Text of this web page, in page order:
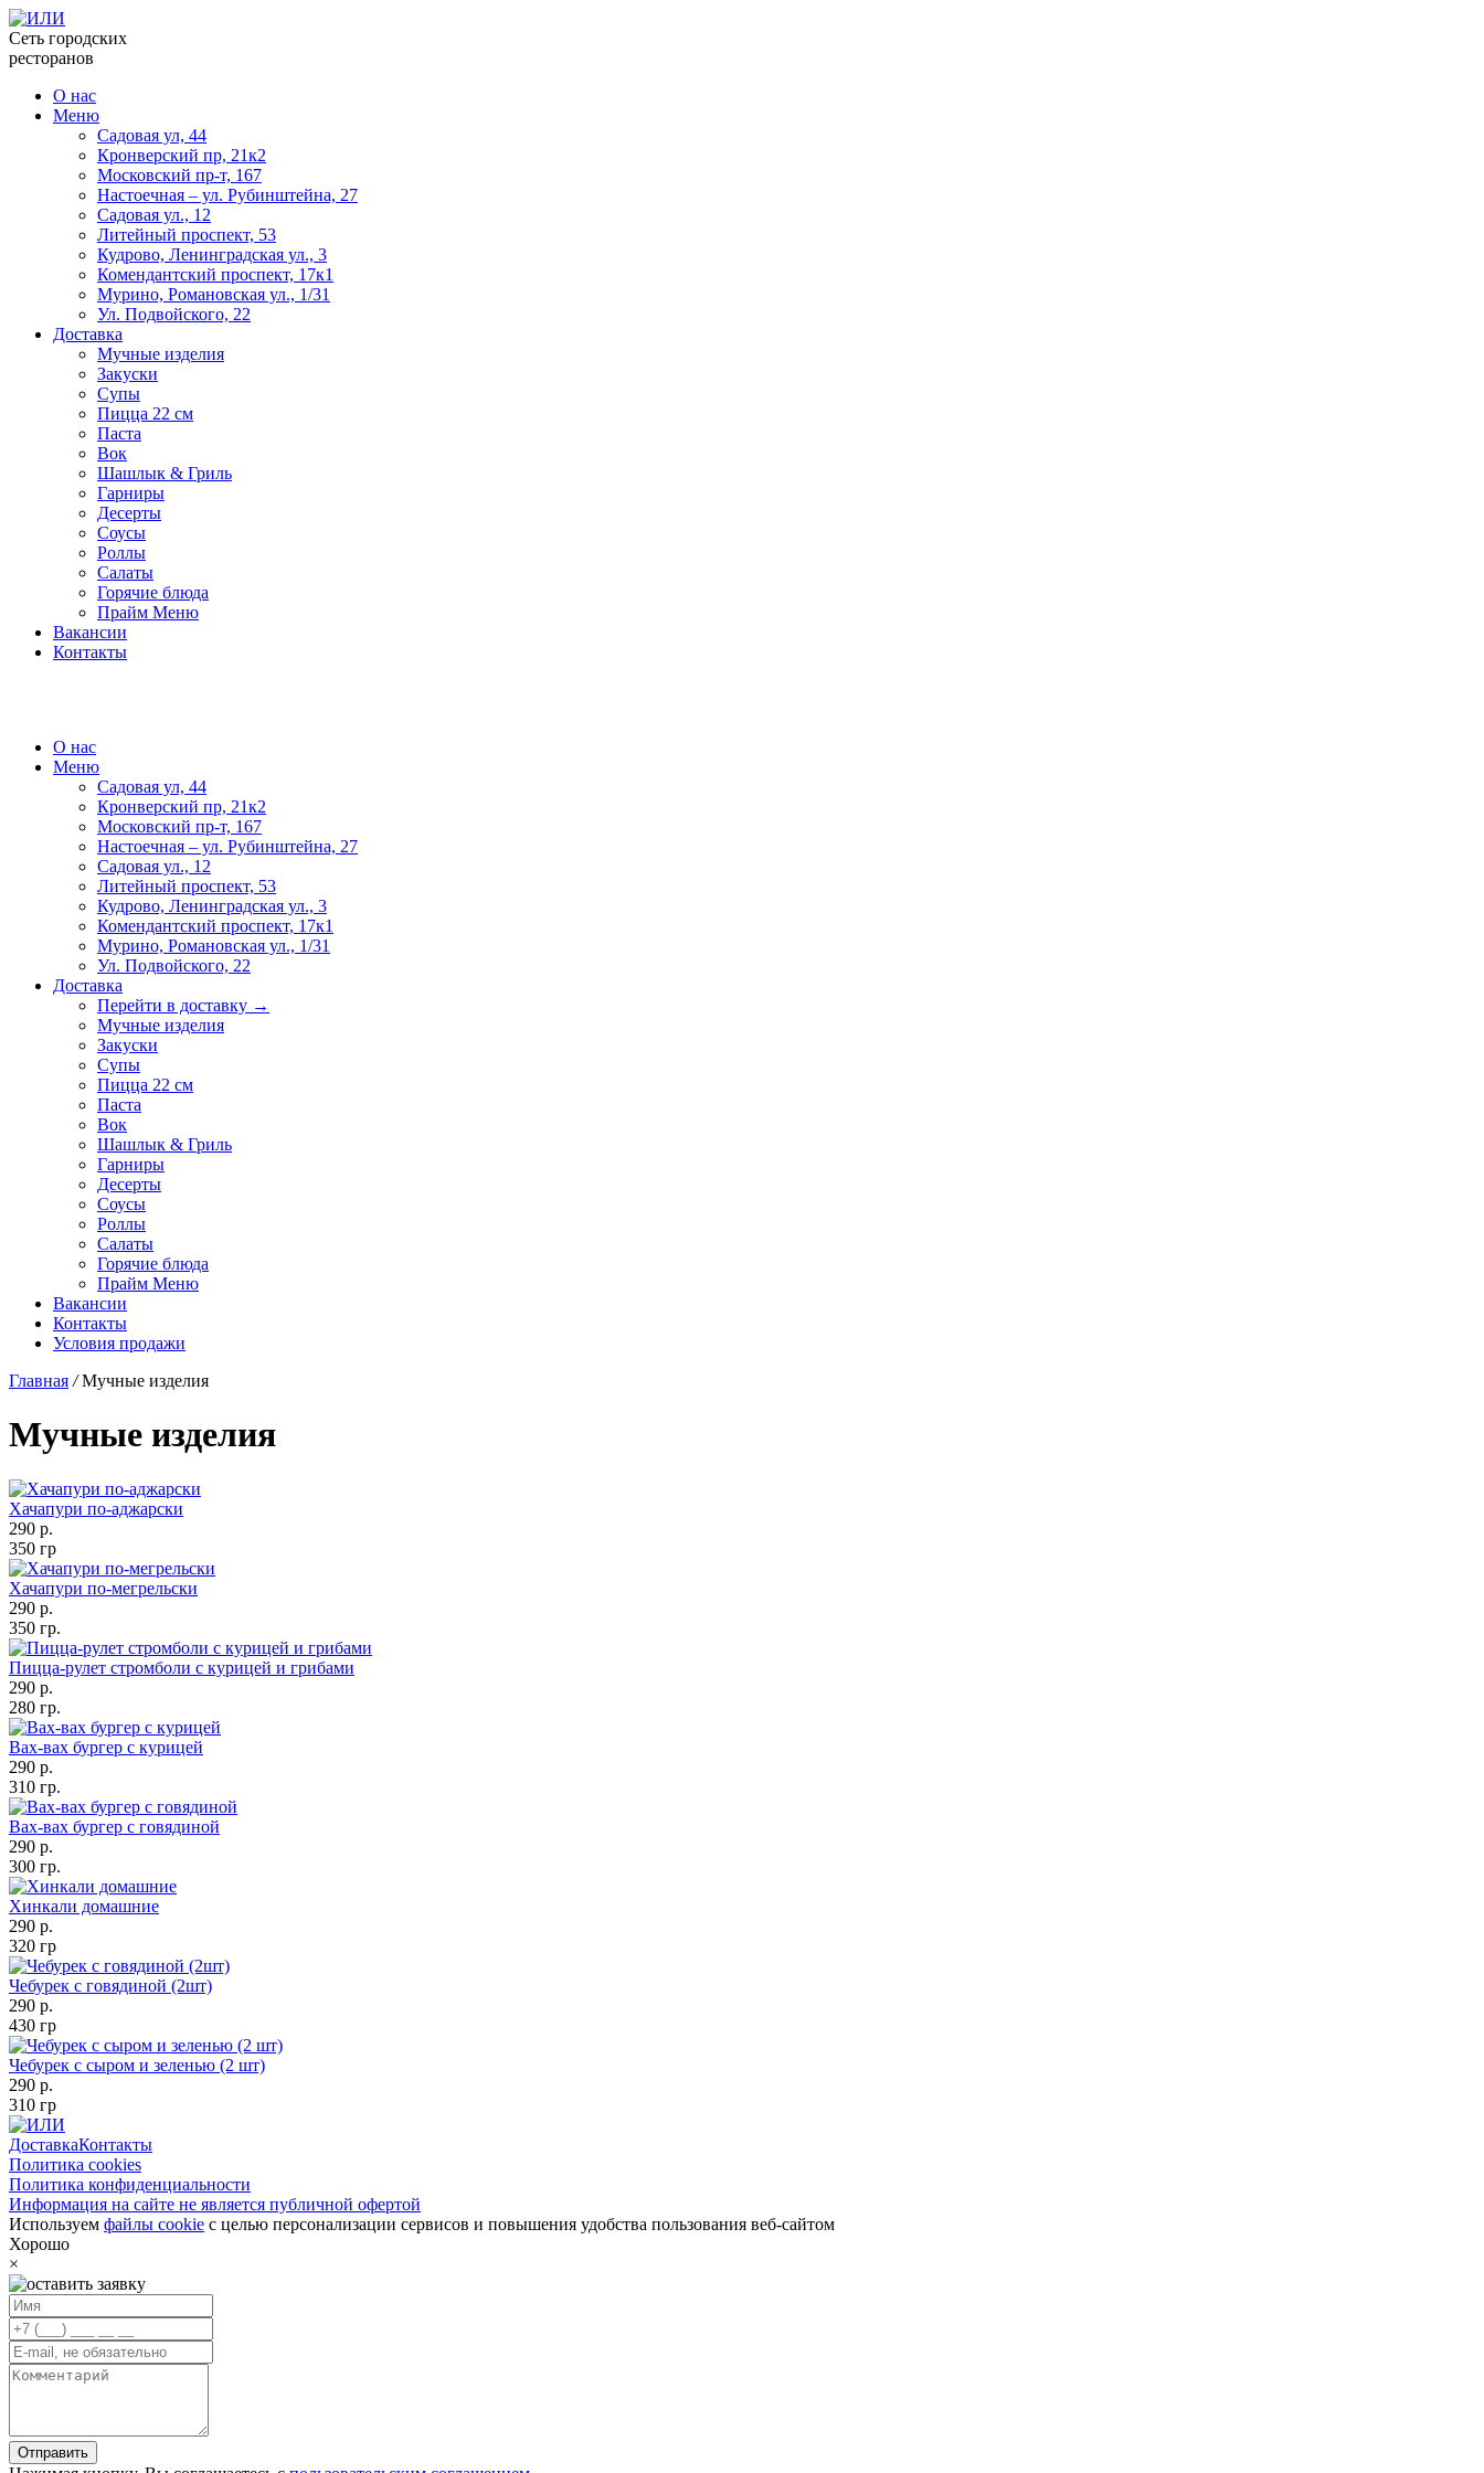
Сеть городских
ресторанов
О нас
Меню
Садовая ул, 44
Кронверский пр, 21к2
Московский пр-т, 167
Настоечная – ул. Рубинштейна, 27
Садовая ул., 12
Литейный проспект, 53
Кудрово, Ленинградская ул., 3
Комендантский проспект, 17к1
Мурино, Романовская ул., 1/31
Ул. Подвойского, 22
Доставка
Мучные изделия
Закуски
Супы
Пицца 22 см
Паста
Вок
Шашлык & Гриль
Гарниры
Десерты
Соусы
Роллы
Салаты
Горячие блюда
Прайм Меню
Вакансии
Контакты
О нас
Меню
Садовая ул, 44
Кронверский пр, 21к2
Московский пр-т, 167
Настоечная – ул. Рубинштейна, 27
Садовая ул., 12
Литейный проспект, 53
Кудрово, Ленинградская ул., 3
Комендантский проспект, 17к1
Мурино, Романовская ул., 1/31
Ул. Подвойского, 22
Доставка
Перейти в доставку →
Мучные изделия
Закуски
Супы
Пицца 22 см
Паста
Вок
Шашлык & Гриль
Гарниры
Десерты
Соусы
Роллы
Салаты
Горячие блюда
Прайм Меню
Вакансии
Контакты
Условия продажи
Главная /Мучные изделия
Мучные изделия
Хачапури по-аджарски
290 р.
350 гр
Хачапури по-мегрельски
290 р.
350 гр.
Пицца-рулет стромболи с курицей и грибами
290 р.
280 гр.
Вах-вах бургер с курицей
290 р.
310 гр.
Вах-вах бургер с говядиной
290 р.
300 гр.
Хинкали домашние
290 р.
320 гр
Чебурек с говядиной (2шт)
290 р.
430 гр
Чебурек с сыром и зеленью (2 шт)
290 р.
310 гр
ДоставкаКонтакты
Политика cookies
Политика конфиденциальности
Информация на сайте не является публичной офертой
Используем файлы cookie с целью персонализации сервисов и повышения удобства пользования веб-сайтом
Хорошо
×
Отправить